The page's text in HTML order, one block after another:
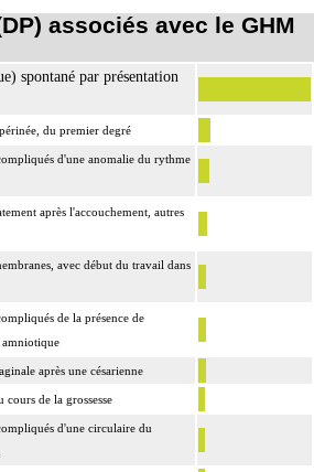
associés avec le GHM
spontané par présentation
du premier degré
d'une anomalie du rythme
après l'accouchement, autres
avec début du travail dans
de la présence de
après une césarienne
cours de la grossesse
d'une circulaire du